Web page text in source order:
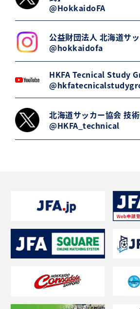
@HokkaidoFA
公益財団法人 北海道サ
@hokkaidofa
HKFA Tecnical Study
北海道サッカー協会 技
@HKFA_technical